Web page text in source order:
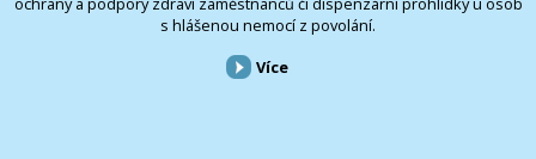
s hlášenou nemocí z povolání.
Více